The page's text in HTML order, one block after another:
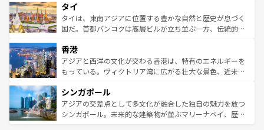
リティに包まれながら、韓国の多彩な魅力を心ゆくまで味
わってみてほしい。 なお、新着の韓国情報はコンテンツ一
覧を参照してほしい。
急速な発展と共に伝統が息づく。ハノイの古い町並みやホ
ーチミン市のフランス統治時代の建物も、独特の雰囲気を
醸し出している。また、バラエティの豊かさとおいしさで
とつ。フォーやバインミー、ベトナムコーヒーなどは、ぜ
ひ現地で味わいたい。どの地域を訪れてもあたたかい人々
が旅行者を迎えてくれるので、きっと忘れられない旅にな
参照してほしい。
タイ
タイは、東南アジアに位置する豊かな自然と歴史が息づく
国だ。首都バンコクは高層ビルが立ち並ぶ一方、伝統的な
の活気が交差している。北部ではチェンマイなどの山岳地
帯で自然と触れ合い、南部ではプーケットやクラビの美し
いビーチでリゾート気分を楽しむことができる。タイ料理
激する。気候は一年中温暖で、どの季節にも異なる楽しみ
が待っている。親しみやすいタイの人々、仏教を中心とし
た文化、そして多様な観光資源が、訪れる旅人を魅了し続
香港
アジアと西洋の文化が交わる香港は、特有のエネルギーを
もっている。ヴィクトリア湾に広がる壮大な景色、近未来
み、どこを訪れても感動するはず。観光スポットが密集し
ており、効率よく見どころを回れるのも魅力。息をのむよ
うな絶景から文化的な体験まで、香港を存分に楽しみ尽く
シンガポール
アジアの交差点として多文化が融合した独自の魅力を放つ
シンガポール。未来的な建築物が並ぶマリーナベイ、歴史